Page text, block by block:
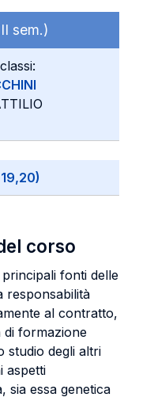
sem.)
corso
fonti delle
responsabilità
al contratto,
di formazione
studio degli altri
aspetti
sia essa genetica